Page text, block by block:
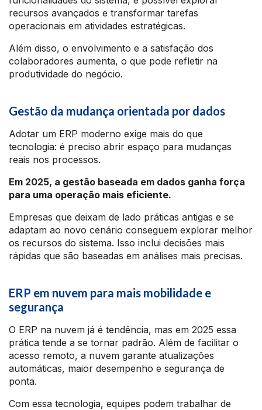
recursos avançados e transformar tarefas
operacionais em atividades estratégicas.
Além disso, o envolvimento e a satisfação dos
colaboradores aumenta, o que pode refletir na
produtividade do negócio.
Gestão da mudança orientada por dados
Adotar um ERP moderno exige mais do que
tecnologia: é preciso abrir espaço para mudanças
reais nos processos.
Em 2025, a gestão baseada em dados ganha força
para uma operação mais eficiente.
Empresas que deixam de lado práticas antigas e se
adaptam ao novo cenário conseguem explorar melhor
os recursos do sistema. Isso inclui decisões mais
rápidas que são baseadas em análises mais precisas.
ERP em nuvem para mais mobilidade e
segurança
O ERP na nuvem já é tendência, mas em 2025 essa
prática tende a se tornar padrão. Além de facilitar o
acesso remoto, a nuvem garante atualizações
automáticas, maior desempenho e segurança de
ponta.
Com essa tecnologia, equipes podem trabalhar de